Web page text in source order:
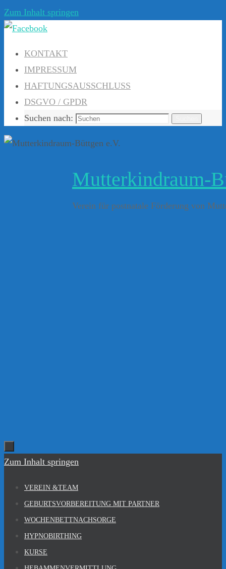
Zum Inhalt springen
KONTAKT
IMPRESSUM
HAFTUNGSAUSSCHLUSS
DSGVO / GPDR
Suchen nach:
Mutterkindraum-
Verein für postnatale Förderung von
Zum Inhalt springen
VEREIN &TEAM
GEBURTSVORBEREITUNG MIT PARTNER
WOCHENBETTNACHSORGE
HYPNOBIRTHING
KURSE